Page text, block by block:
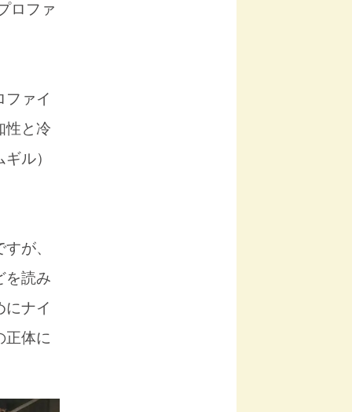
ロファ
ァイ
性と冷
ル）
が、
を読み
にナイ
正体に